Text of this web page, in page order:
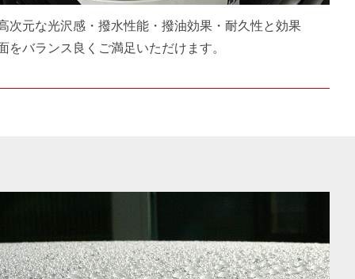
次元な光沢感・撥水性能・撥油効果・耐久性と効果
をバランス良くご満足いただけます。